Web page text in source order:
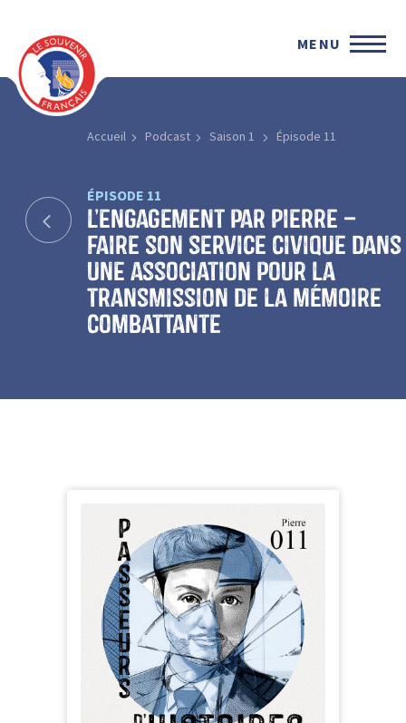
MENU
Accueil Podcast Saison 1 Épisode 11
ÉPISODE 11
L’engagement par Pierre –
faire son service civique dans
une association pour la
transmission de la mémoire
combattante